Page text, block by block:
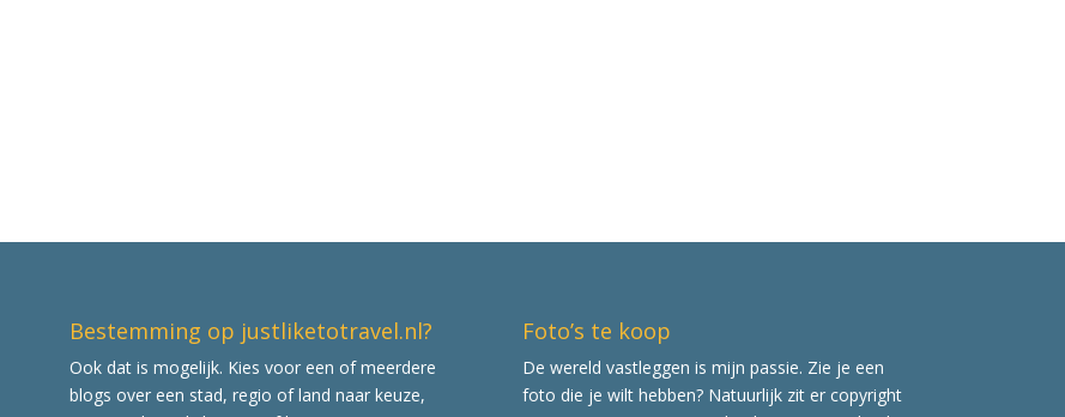
Bestemming op justliketotravel.nl?
Ook dat is mogelijk. Kies voor een of meerdere
blogs over een stad, regio of land naar keuze,
Foto’s te koop
De wereld vastleggen is mijn passie. Zie je een
foto die je wilt hebben? Natuurlijk zit er copyright